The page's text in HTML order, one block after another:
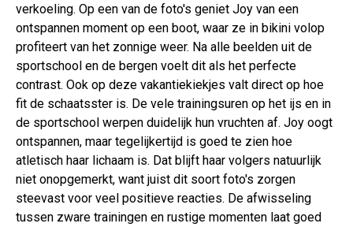
verkoeling. Op een van de foto's geniet Joy van een
ontspannen moment op een boot, waar ze in bikini volop
profiteert van het zonnige weer. Na alle beelden uit de
sportschool en de bergen voelt dit als het perfecte
contrast. Ook op deze vakantiekiekjes valt direct op hoe
fit de schaatsster is. De vele trainingsuren op het ijs en in
de sportschool werpen duidelijk hun vruchten af. Joy oogt
ontspannen, maar tegelijkertijd is goed te zien hoe
atletisch haar lichaam is. Dat blijft haar volgers natuurlijk
niet onopgemerkt, want juist dit soort foto's zorgen
steevast voor veel positieve reacties. De afwisseling
tussen zware trainingen en rustige momenten laat goed